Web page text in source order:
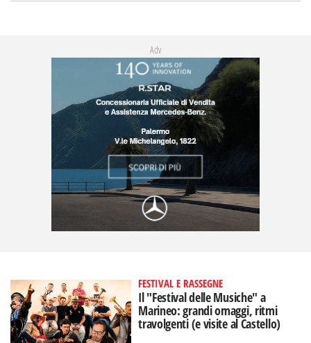
Adv
FESTIVAL E RASSEGNE
Il "Festival delle Musiche" a
Marineo: grandi omaggi, ritmi
travolgenti (e visite al Castello)